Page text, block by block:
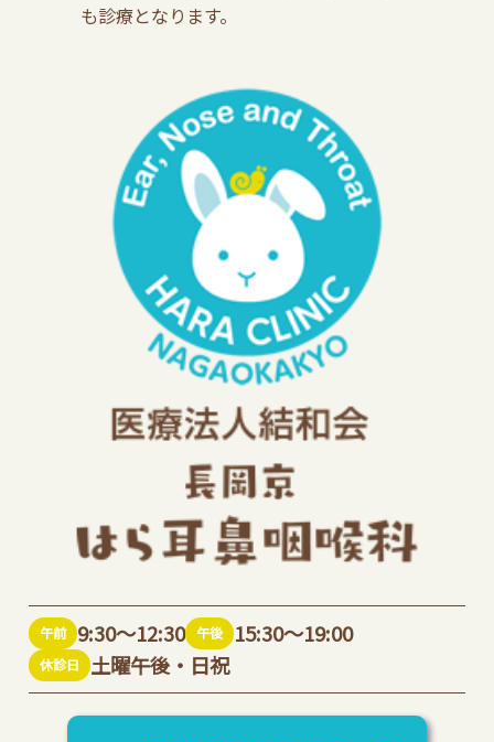
も診療となります。
午前 9:30～12:30 午後 15:30～19:00
休診日 土曜午後・日祝